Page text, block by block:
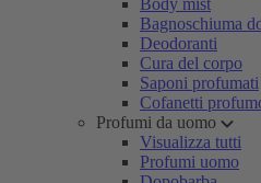
Body mist
Bagnoschiuma
Deodoranti
Cura del corpo
Saponi profumati
Cofanetti
Profumi da uomo
Visualizza tutti
Profumi uomo